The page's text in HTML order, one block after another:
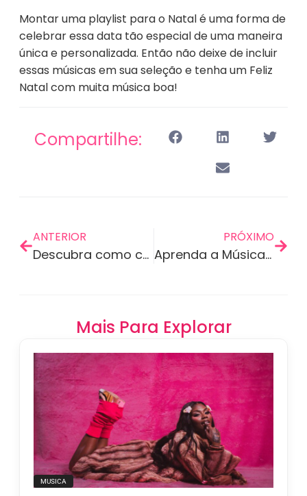
Montar uma playlist para o Natal é uma forma de
celebrar essa data tão especial de uma maneira
única e personalizada. Então não deixe de incluir
essas músicas em sua seleção e tenha um Feliz
Natal com muita música boa!
Compartilhe:
ANTERIOR
Descubra como criar músicas com o SUNO AI
PRÓXIMO
Aprenda a Música Online: Aulas Virtuais de Música
Mais Para Explorar
MUSICA